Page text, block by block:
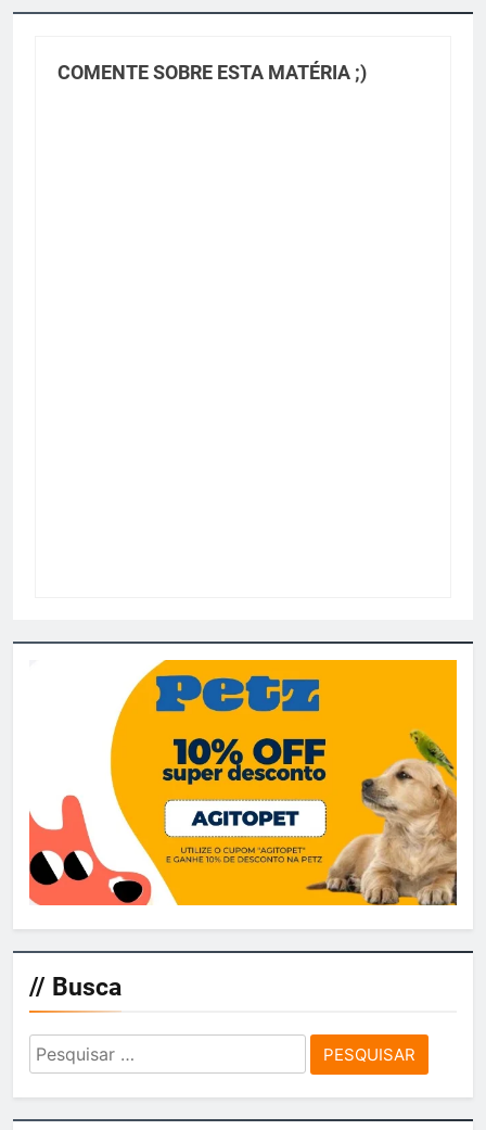
COMENTE SOBRE ESTA MATÉRIA ;)
// Busca
Pesquisar
por: